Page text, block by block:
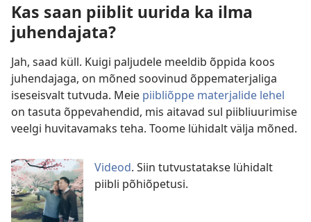
Kas saan piiblit uurida ka ilma
juhendajata?
Jah, saad küll. Kuigi paljudele meeldib õppida koos
juhendajaga, on mõned soovinud õppematerjaliga
iseseisvalt tutvuda. Meie piibliõppe materjalide lehel
on tasuta õppevahendid, mis aitavad sul piibliuurimise
veelgi huvitavamaks teha. Toome lühidalt välja mõned.
Videod. Siin tutvustatakse lühidalt
piibli põhiõpetusi.